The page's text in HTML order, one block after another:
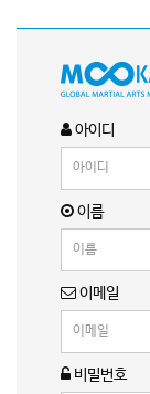
아이디
이름
이메일
비밀번호